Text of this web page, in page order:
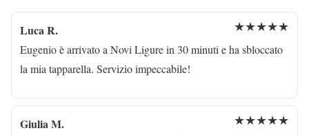
Luca R. ★★★★★
Eugenio è arrivato a Novi Ligure in 30 minuti e ha sbloccato
la mia tapparella. Servizio impeccabile!
Giulia M. ★★★★★